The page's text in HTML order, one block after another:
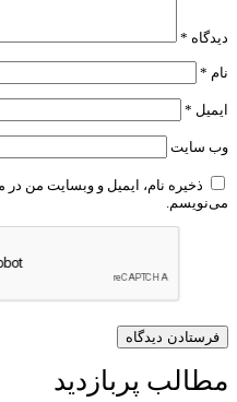
دیدگاه *
نام *
ایمیل *
وب‌ سایت
ذخیره نام، ایمیل و وبسایت من در
می‌نویسم.
مطالب پربازدید